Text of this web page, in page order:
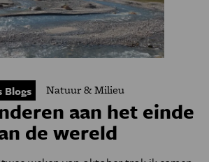
Blogs Natuur & Milieu
aan het einde
de wereld